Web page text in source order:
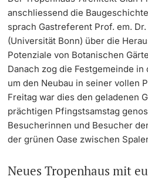
anschliessend die
sprach Gastreferent Prof. em.
(Universität Bonn) über die
Potenziale von Botanischen
Danach zog die Festgemeinde
um den Neubau in seiner vollen
Freitag war dies den geladenen
prächtigen Pfingstsamstag
Besucherinnen und Besucher
der grünen Oase zwischen
Neues Tropenhaus mit